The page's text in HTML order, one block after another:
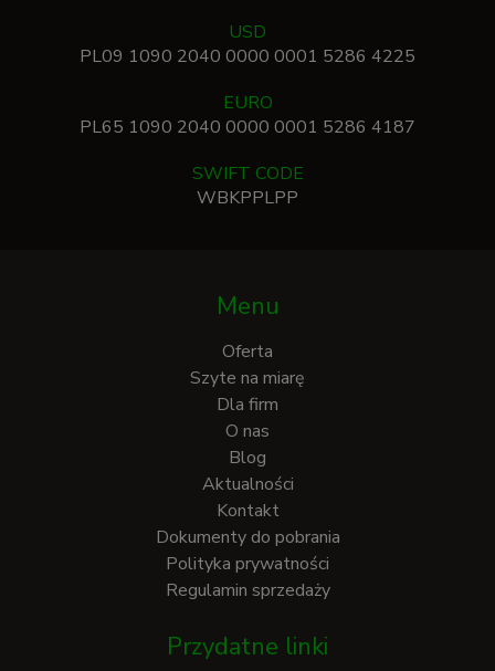
USD
PL09 1090 2040 0000 0001 5286 4225
EURO
PL65 1090 2040 0000 0001 5286 4187
SWIFT CODE
WBKPPLPP
Menu
Oferta
Szyte na miarę
Dla firm
O nas
Blog
Aktualności
Kontakt
Dokumenty do pobrania
Polityka prywatności
Regulamin sprzedaży
Przydatne linki